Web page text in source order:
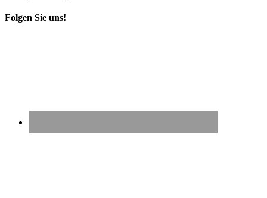
Folgen Sie uns!